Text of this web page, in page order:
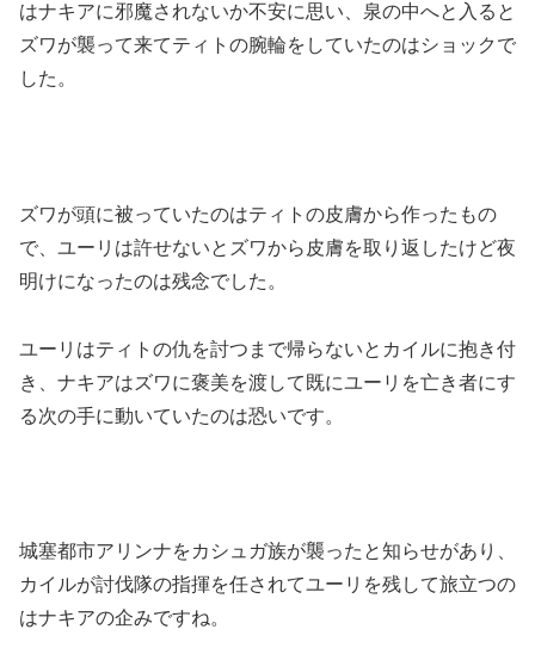
はナキアに邪魔されないか不安に思い、泉の中へと入ると
ズワが襲って来てティトの腕輪をしていたのはショックで
した。
ズワが頭に被っていたのはティトの皮膚から作ったもの
で、ユーリは許せないとズワから皮膚を取り返したけど夜
明けになったのは残念でした。
ユーリはティトの仇を討つまで帰らないとカイルに抱き付
き、ナキアはズワに褒美を渡して既にユーリを亡き者にす
る次の手に動いていたのは恐いです。
城塞都市アリンナをカシュガ族が襲ったと知らせがあり、
カイルが討伐隊の指揮を任されてユーリを残して旅立つの
はナキアの企みですね。